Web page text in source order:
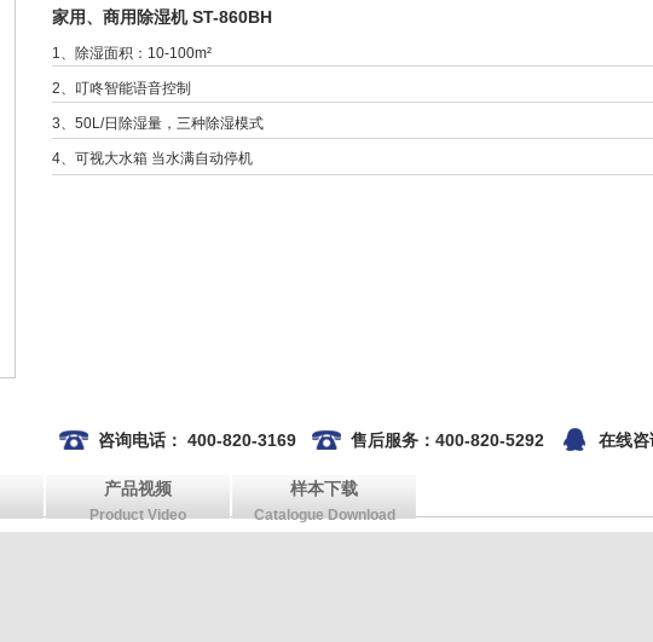
家用、商用除湿机 ST-860BH
1、除湿面积：10-100m²
2、叮咚智能语音控制
3、50L/日除湿量，三种除湿模式
4、可视大水箱 当水满自动停机
咨询电话： 400-820-3169 售后服务：400-820-5292 在线咨
产品视频
Product Video
样本下载
Catalogue Download